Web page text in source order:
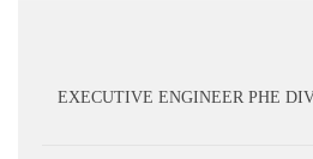
EXECUTIVE ENGINEER PHE